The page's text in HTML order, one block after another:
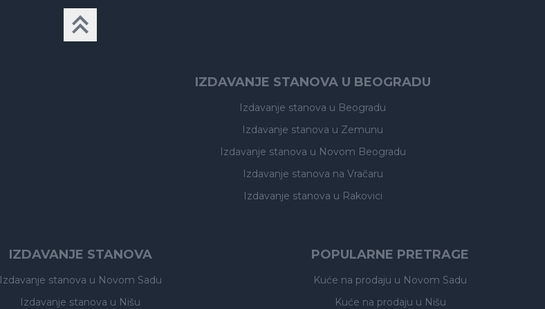
IZDAVANJE STANOVA U BEOGRADU
Izdavanje stanova u Beogradu
Izdavanje stanova u Zemunu
Izdavanje stanova u Novom Beogradu
Izdavanje stanova na Vračaru
Izdavanje stanova u Rakovici
IZDAVANJE STANOVA
Izdavanje stanova u Novom Sadu
Izdavanje stanova u Nišu
POPULARNE PRETRAGE
Kuće na prodaju u Novom Sadu
Kuće na prodaju u Nišu